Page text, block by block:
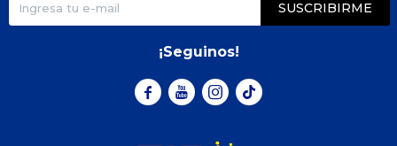
SUSCRIBIRME
¡Seguinos!
  